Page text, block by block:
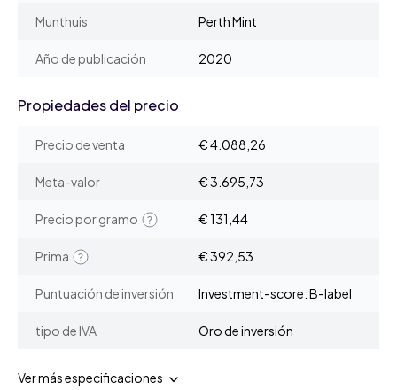
Munthuis Perth Mint
Año de publicación 2020
Propiedades del precio
Precio de venta € 4.088,26
Meta-valor € 3.695,73
Precio por gramo € 131,44
Prima € 392,53
Puntuación de inversión Investment-score: B-label
tipo de IVA Oro de inversión
Ver más especificaciones